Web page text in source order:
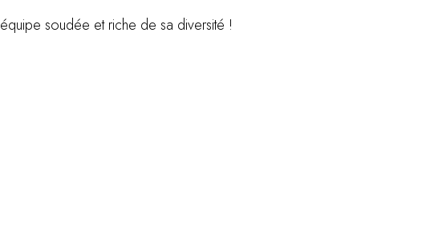
soudée et riche de sa diversité !